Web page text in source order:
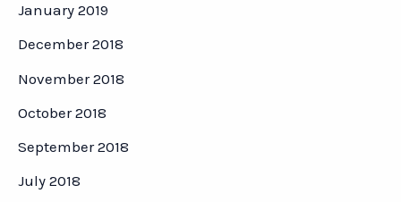
January 2019
December 2018
November 2018
October 2018
September 2018
July 2018